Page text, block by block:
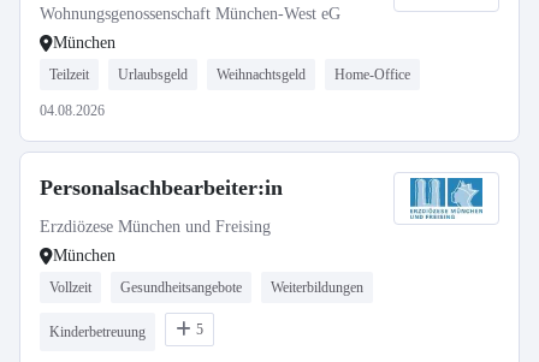
Wohnungsgenossenschaft München-West eG
München
Teilzeit Urlaubsgeld Weihnachtsgeld Home-Office
04.08.2026
Personalsachbearbeiter:in
Erzdiözese München und Freising
München
Vollzeit Gesundheitsangebote Weiterbildungen
Kinderbetreuung 5